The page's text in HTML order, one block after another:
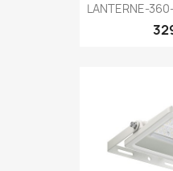
LANTERNE-